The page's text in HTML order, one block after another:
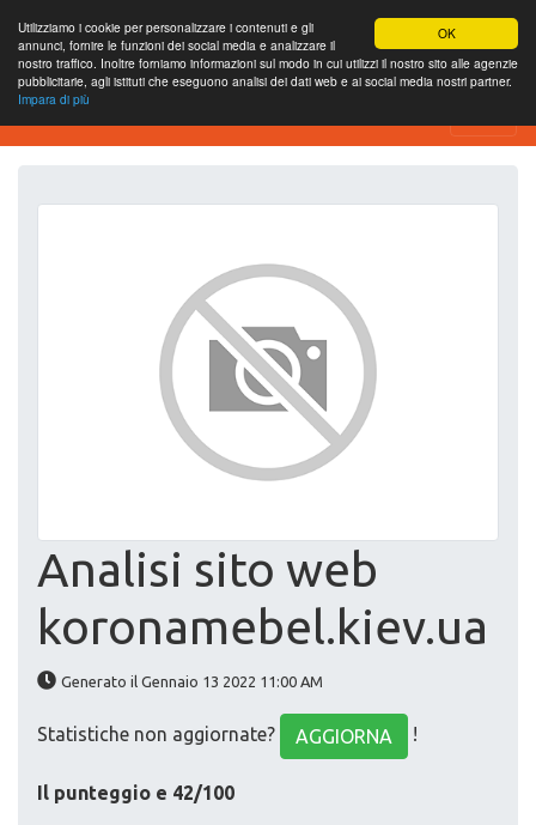
OK
Utilizziamo i cookie per personalizzare i contenuti e gli
annunci, fornire le funzioni dei social media e analizzare il
nostro traffico. Inoltre forniamo informazioni sul modo in cui utilizzi il nostro sito alle agenzie
pubblicitarie, agli istituti che eseguono analisi dei dati web e ai social media nostri partner.
Impara di più
SEO Analytics
Analisi sito web
koronamebel.kiev.ua
Generato il Gennaio 13 2022 11:00 AM
Statistiche non aggiornate? AGGIORNA !
Il punteggio e 42/100